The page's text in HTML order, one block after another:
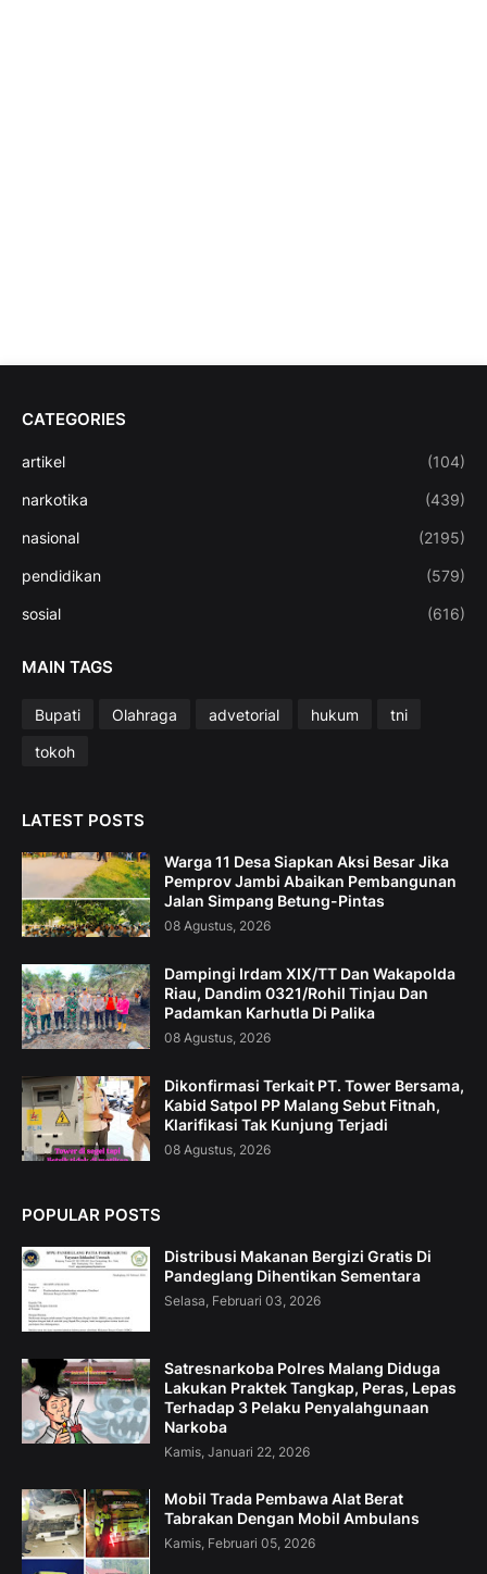
CATEGORIES
artikel (104)
narkotika (439)
nasional (2195)
pendidikan (579)
sosial (616)
MAIN TAGS
Bupati Olahraga advetorial hukum
tni
tokoh
LATEST POSTS
Warga 11 Desa Siapkan Aksi Besar Jika
Pemprov Jambi Abaikan Pembangunan
Jalan Simpang Betung-Pintas
08 Agustus, 2026
Dampingi Irdam XIX/TT Dan Wakapolda
Riau, Dandim 0321/Rohil Tinjau Dan
Padamkan Karhutla Di Palika
08 Agustus, 2026
Dikonfirmasi Terkait PT. Tower Bersama,
Kabid Satpol PP Malang Sebut Fitnah,
Klarifikasi Tak Kunjung Terjadi
08 Agustus, 2026
POPULAR POSTS
Distribusi Makanan Bergizi Gratis Di
Pandeglang Dihentikan Sementara
Selasa, Februari 03, 2026
Satresnarkoba Polres Malang Diduga
Lakukan Praktek Tangkap, Peras, Lepas
Terhadap 3 Pelaku Penyalahgunaan
Narkoba
Kamis, Januari 22, 2026
Mobil Trada Pembawa Alat Berat
Tabrakan Dengan Mobil Ambulans
Kamis, Februari 05, 2026